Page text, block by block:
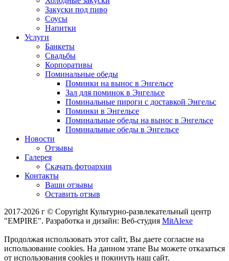
Закуски под пиво
Соусы
Напитки
Услуги
Банкеты
Свадьбы
Корпоративы
Поминальные обеды
Поминки на вынос в Энгельсе
Зал для поминок в Энгельсе
Поминальные пироги с доставкой Энгельс
Поминки в Энгельсе
Поминальные обеды на вынос в Энгельсе
Поминальные обеды в Энгельсе
Новости
Отзывы
Галерея
Скачать фотоархив
Контакты
Ваши отзывы
Оставить отзыв
2017-2026 г © Copyright Культурно-развлекательный центр
"EMPIRE". Разработка и дизайн: Веб-студия MitAlexe
Продолжая использовать этот сайт, Вы даете согласие на
использование cookies. На данном этапе Вы можете отказаться
от использования cookies и покинуть наш сайт.